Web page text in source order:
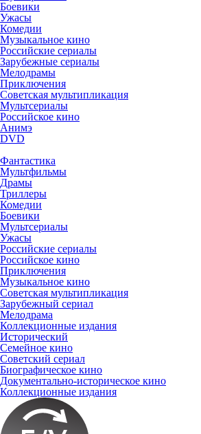
Боевики
Ужасы
Комедии
Музыкальное кино
Российские сериалы
Зарубежные сериалы
Мелодрамы
Приключения
Советская мультипликация
Мультсериалы
Российское кино
Анимэ
DVD
Фантастика
Мультфильмы
Драмы
Триллеры
Комедии
Боевики
Мультсериалы
Ужасы
Российские сериалы
Российское кино
Приключения
Музыкальное кино
Советская мультипликация
Зарубежный сериал
Мелодрама
Коллекционные издания
Исторический
Семейное кино
Советский сериал
Биографическое кино
Документально-историческое кино
Коллекционные издания